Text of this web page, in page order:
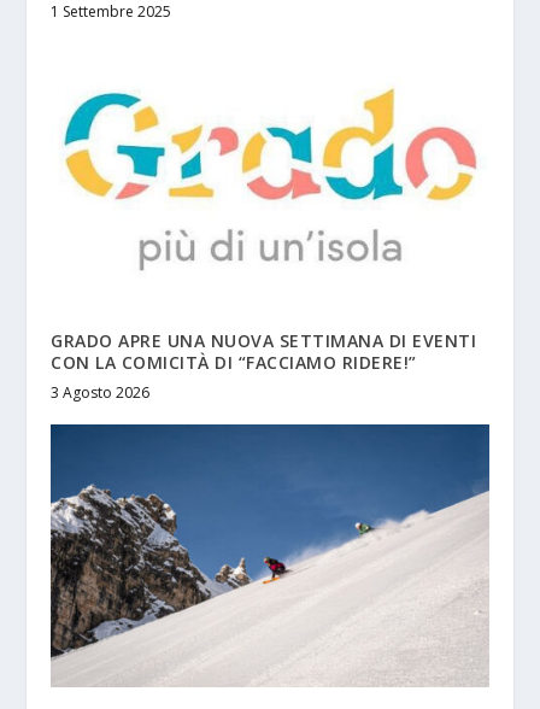
1 Settembre 2025
GRADO APRE UNA NUOVA SETTIMANA DI EVENTI
CON LA COMICITÀ DI “FACCIAMO RIDERE!”
3 Agosto 2026